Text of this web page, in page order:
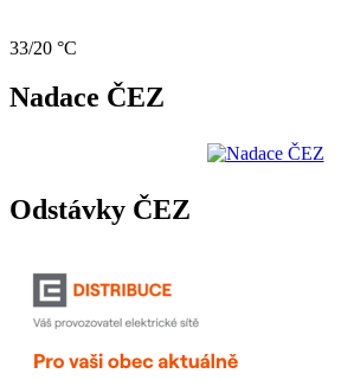
33/20 °C
Nadace ČEZ
Odstávky ČEZ